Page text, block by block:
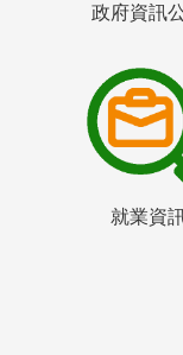
政府資訊
就業資